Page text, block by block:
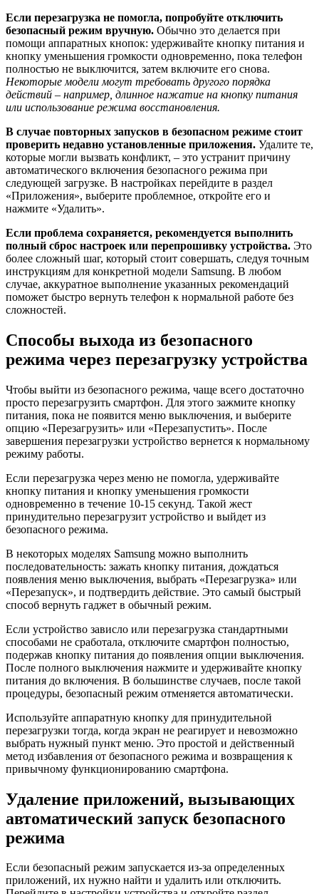
Если перезагрузка не помогла, попробуйте отключить
безопасный режим вручную. Обычно это делается при
помощи аппаратных кнопок: удерживайте кнопку питания и
кнопку уменьшения громкости одновременно, пока телефон
полностью не выключится, затем включите его снова.
Некоторые модели могут требовать другого порядка
действий – например, длинное нажатие на кнопку питания
или использование режима восстановления.
В случае повторных запусков в безопасном режиме стоит
проверить недавно установленные приложения. Удалите те,
которые могли вызвать конфликт, – это устранит причину
автоматического включения безопасного режима при
следующей загрузке. В настройках перейдите в раздел
«Приложения», выберите проблемное, откройте его и
нажмите «Удалить».
Если проблема сохраняется, рекомендуется выполнить
полный сброс настроек или перепрошивку устройства. Это
более сложный шаг, который стоит совершать, следуя точным
инструкциям для конкретной модели Samsung. В любом
случае, аккуратное выполнение указанных рекомендаций
поможет быстро вернуть телефон к нормальной работе без
сложностей.
Способы выхода из безопасного
режима через перезагрузку устройства
Чтобы выйти из безопасного режима, чаще всего достаточно
просто перезагрузить смартфон. Для этого зажмите кнопку
питания, пока не появится меню выключения, и выберите
опцию «Перезагрузить» или «Перезапустить». После
завершения перезагрузки устройство вернется к нормальному
режиму работы.
Если перезагрузка через меню не помогла, удерживайте
кнопку питания и кнопку уменьшения громкости
одновременно в течение 10-15 секунд. Такой жест
принудительно перезагрузит устройство и выйдет из
безопасного режима.
В некоторых моделях Samsung можно выполнить
последовательность: зажать кнопку питания, дождаться
появления меню выключения, выбрать «Перезагрузка» или
«Перезапуск», и подтвердить действие. Это самый быстрый
способ вернуть гаджет в обычный режим.
Если устройство зависло или перезагрузка стандартными
способами не сработала, отключите смартфон полностью,
подержав кнопку питания до появления опции выключения.
После полного выключения нажмите и удерживайте кнопку
питания до включения. В большинстве случаев, после такой
процедуры, безопасный режим отменяется автоматически.
Используйте аппаратную кнопку для принудительной
перезагрузки тогда, когда экран не реагирует и невозможно
выбрать нужный пункт меню. Это простой и действенный
метод избавления от безопасного режима и возвращения к
привычному функционированию смартфона.
Удаление приложений, вызывающих
автоматический запуск безопасного
режима
Если безопасный режим запускается из-за определенных
приложений, их нужно найти и удалить или отключить.